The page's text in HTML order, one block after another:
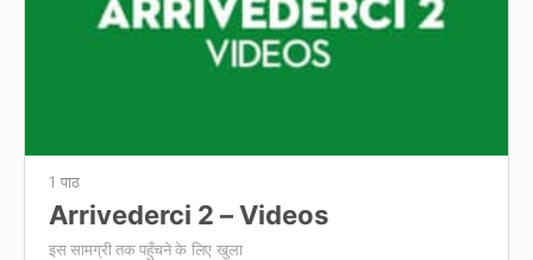
1 पाठ
Arrivederci 2 – Videos
इस सामग्री तक पहुँचने के लिए खुला